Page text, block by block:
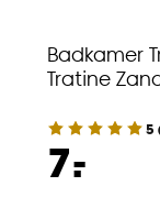
Badkamer
Tratine
5
7.
-